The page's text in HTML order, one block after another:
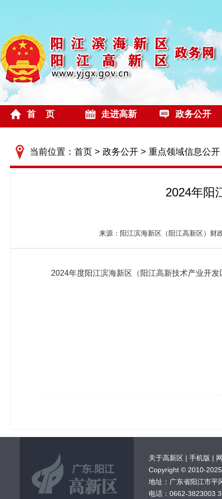
首 页 走进高新 政务公开
当前位置： 首页 > 政务公开 > 重点领域信息公开
2024年阳
来源：阳江滨海新区（阳江高新区）财
2024年度阳江滨海新区（阳江高新技术产业开
关于高新区 | 手机版 |
Copyright © 2010-
地址：广东省阳江市平
电话：0662-3823003